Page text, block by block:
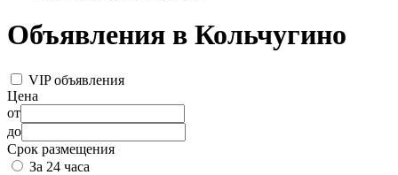
Объявления в Кольчугино
VIP объявления
Цена
от
до
Срок размещения
За 24 часа